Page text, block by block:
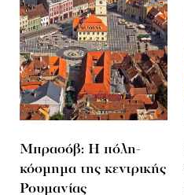
Μπρασόβ: Η πόλη-
κόσμημα της κεντρικής
Ρουμανίας